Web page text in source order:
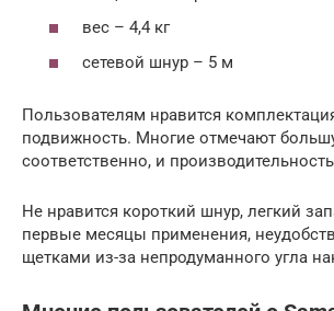
вес – 4,4 кг
сетевой шнур – 5 м
Пользователям нравится
подвижность. Многие отмечают
соответственно, и
Не нравится короткий шнур, легкий
первые месяцы применения,
щетками из-за непродуманного угла